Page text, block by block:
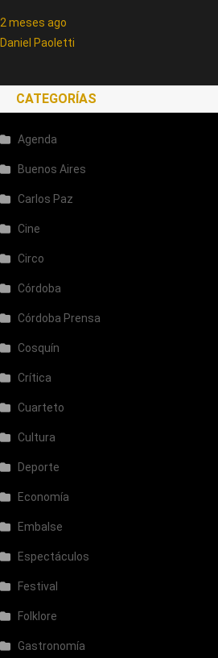
2 meses ago
Daniel Paoletti
CATEGORÍAS
Agenda
Buenos Aires
Carlos Paz
Cine
Circo
Córdoba
Córdoba Prensa
Cosquín
Crítica
Cuarteto
Cultura
Deporte
Economía
Embalse
Espectáculos
Festival
Folklore
Gastronomía